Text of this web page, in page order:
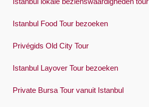
Istanbul Food Tour bezoeken
Privégids Old City Tour
Istanbul Layover Tour bezoeken
Private Bursa Tour vanuit Istanbul